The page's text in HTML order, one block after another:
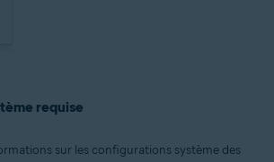
requise
sur les configurations système des